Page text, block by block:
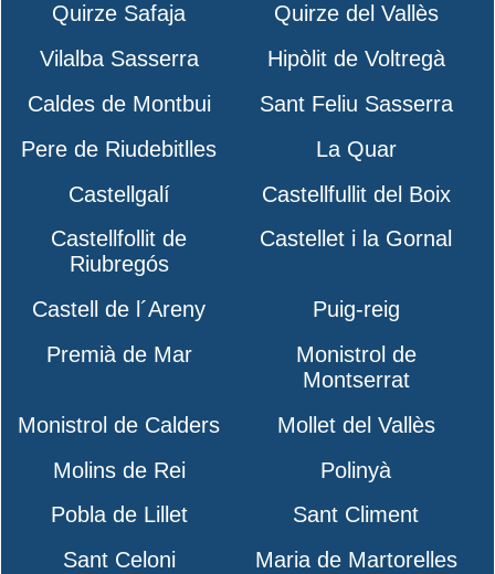
Quirze Safaja
Quirze del Vallès
Vilalba Sasserra
Hipòlit de Voltregà
Caldes de Montbui
Sant Feliu Sasserra
Pere de Riudebitlles
La Quar
Castellgalí
Castellfullit del Boix
Castellfollit de
Riubregós
Castellet i la Gornal
Castell de l´Areny
Puig-reig
Premià de Mar
Monistrol de
Montserrat
Monistrol de Calders
Mollet del Vallès
Molins de Rei
Polinyà
Pobla de Lillet
Sant Climent
Sant Celoni
Maria de Martorelles